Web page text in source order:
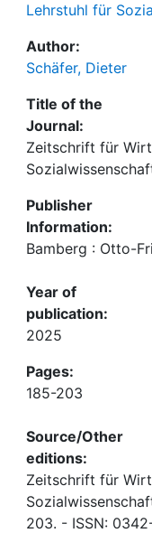
Lehrstuhl für
Author:
Schäfer, Dieter
Title of the
Journal:
Zeitschrift für
Publisher
Information:
Bamberg : Otto-
Year of
publication:
2025
Pages:
185-203
Source/Other
editions:
Zeitschrift für
203. - ISSN: